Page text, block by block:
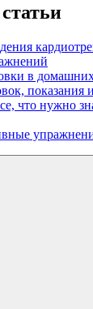
в
показания
что нужно